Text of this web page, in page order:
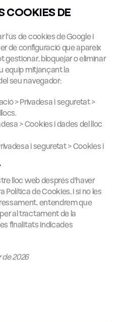
COOKIES DE
de cookies de Google i
de configuració que apareix
gestionar, bloquejar o eliminar
equip mitjançant la
seu navegador:
> Privadesa i seguretat >
> Cookies i dades del lloc
i seguretat > Cookies i
lloc web després d'haver
de Cookies, i si no les
entendrem que
al tractament de la
finalitats indicades
2026